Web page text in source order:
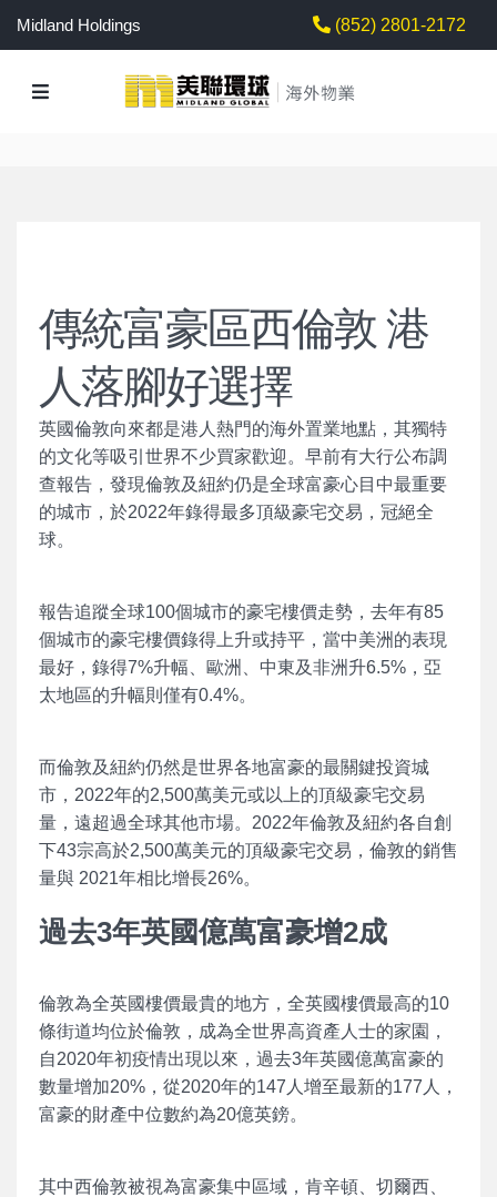
Midland Holdings (852) 2801-2172
傳統富豪區西倫敦 港
人落腳好選擇
英國倫敦向來都是港人熱門的海外置業地點，其獨特
的文化等吸引世界不少買家歡迎。早前有大行公布調
查報告，發現倫敦及紐約仍是全球富豪心目中最重要
的城市，於2022年錄得最多頂級豪宅交易，冠絕全
球。
報告追蹤全球100個城市的豪宅樓價走勢，去年有85
個城市的豪宅樓價錄得上升或持平，當中美洲的表現
最好，錄得7%升幅、歐洲、中東及非洲升6.5%，亞
太地區的升幅則僅有0.4%。
而倫敦及紐約仍然是世界各地富豪的最關鍵投資城
市，2022年的2,500萬美元或以上的頂級豪宅交易
量，遠超過全球其他市場。2022年倫敦及紐約各自創
下43宗高於2,500萬美元的頂級豪宅交易，倫敦的銷售
量與 2021年相比增長26%。
過去3年英國億萬富豪增2成
倫敦為全英國樓價最貴的地方，全英國樓價最高的10
條街道均位於倫敦，成為全世界高資產人士的家園，
自2020年初疫情出現以來，過去3年英國億萬富豪的
數量增加20%，從2020年的147人增至最新的177人，
富豪的財產中位數約為20億英鎊。
其中西倫敦被視為富豪集中區域，肯辛頓、切爾西、